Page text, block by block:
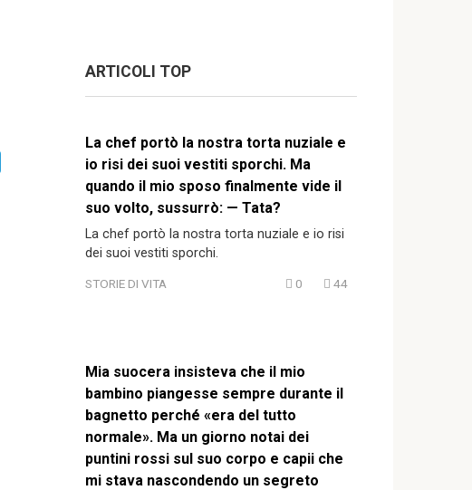
ARTICOLI TOP
La chef portò la nostra torta nuziale e
io risi dei suoi vestiti sporchi. Ma
quando il mio sposo finalmente vide il
suo volto, sussurrò: — Tata?
La chef portò la nostra torta nuziale e io risi
dei suoi vestiti sporchi.
STORIE DI VITA 0 44
Mia suocera insisteva che il mio
bambino piangesse sempre durante il
bagnetto perché «era del tutto
normale». Ma un giorno notai dei
puntini rossi sul suo corpo e capii che
mi stava nascondendo un segreto